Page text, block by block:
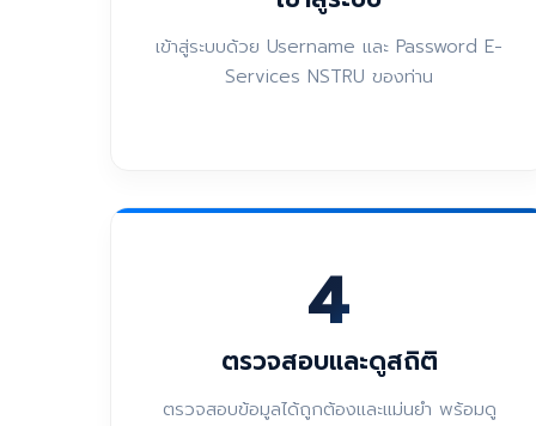
เข้าสู่ระบบด้วย Username และ Password E-
Services NSTRU ของท่าน
4
ตรวจสอบและดูสถิติ
ตรวจสอบข้อมูลได้ถูกต้องและแม่นยำ พร้อมดู